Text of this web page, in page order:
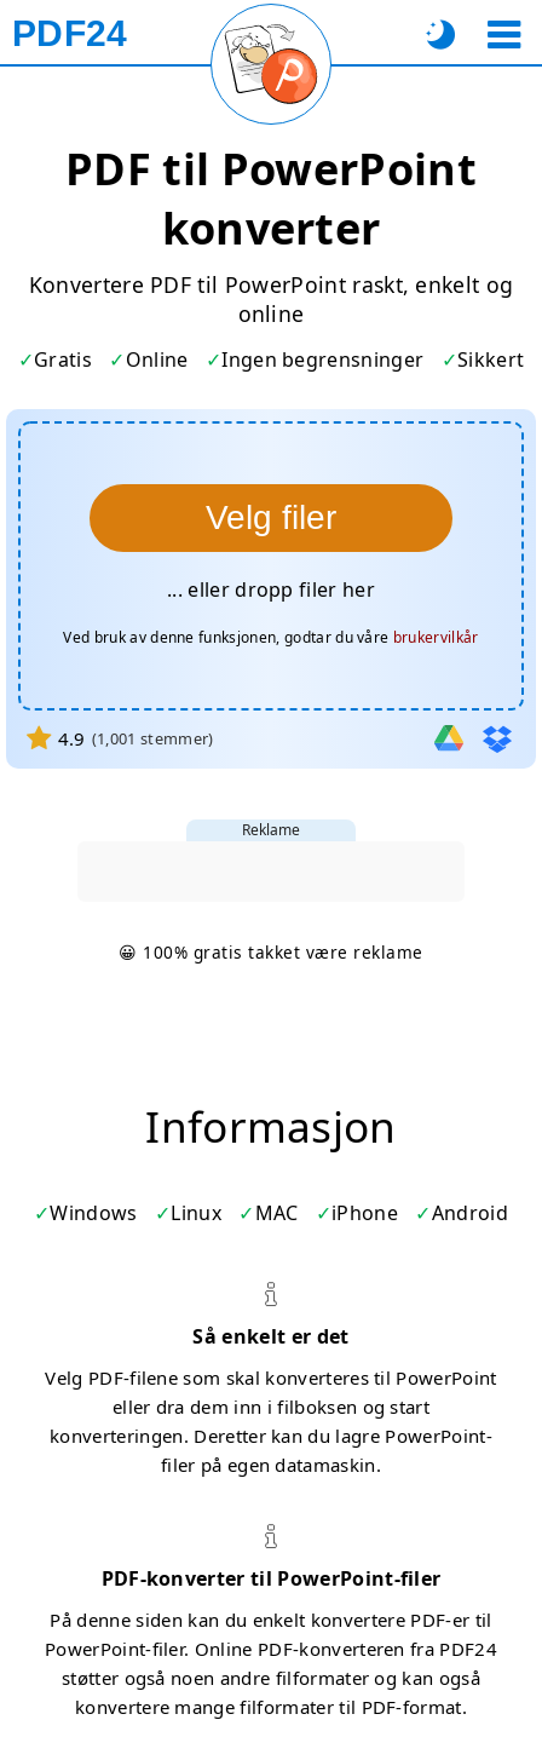
PDF24
PDF til PowerPoint
konverter
Konvertere PDF til PowerPoint raskt, enkelt og
online
Gratis Online Ingen begrensninger Sikkert
Velg filer
... eller dropp filer her
Ved bruk av denne funksjonen, godtar du våre brukervilkår
4.9 (1,001 stemmer)
Reklame
😀 100% gratis takket være reklame
Informasjon
Windows Linux MAC iPhone Android
Så enkelt er det
Velg PDF-filene som skal konverteres til PowerPoint
eller dra dem inn i filboksen og start
konverteringen. Deretter kan du lagre PowerPoint-
filer på egen datamaskin.
PDF-konverter til PowerPoint-filer
På denne siden kan du enkelt konvertere PDF-er til
PowerPoint-filer. Online PDF-konverteren fra PDF24
støtter også noen andre filformater og kan også
konvertere mange filformater til PDF-format.